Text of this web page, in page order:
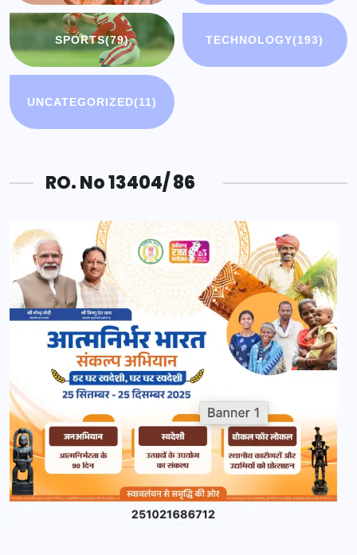
SPORTS(79) TECHNOLOGY(193)
UNCATEGORIZED(11)
RO. No 13404/ 86